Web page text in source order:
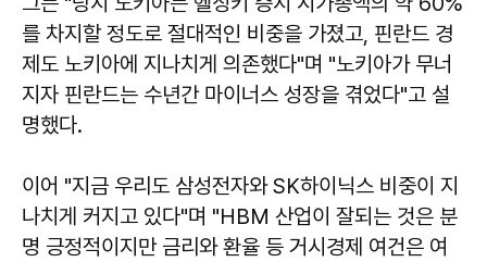
를 차지할 정도로 절대적인 비중을 가졌고, 핀란드 경
제도 노키아에 지나치게 의존했다"며 "노키아가 무너
지자 핀란드는 수년간 마이너스 성장을 겪었다"고 설
명했다.
이어 "지금 우리도 삼성전자와 SK하이닉스 비중이 지
나치게 커지고 있다"며 "HBM 산업이 잘되는 것은 분
명 긍정적이지만 금리와 환율 등 거시경제 여건은 여